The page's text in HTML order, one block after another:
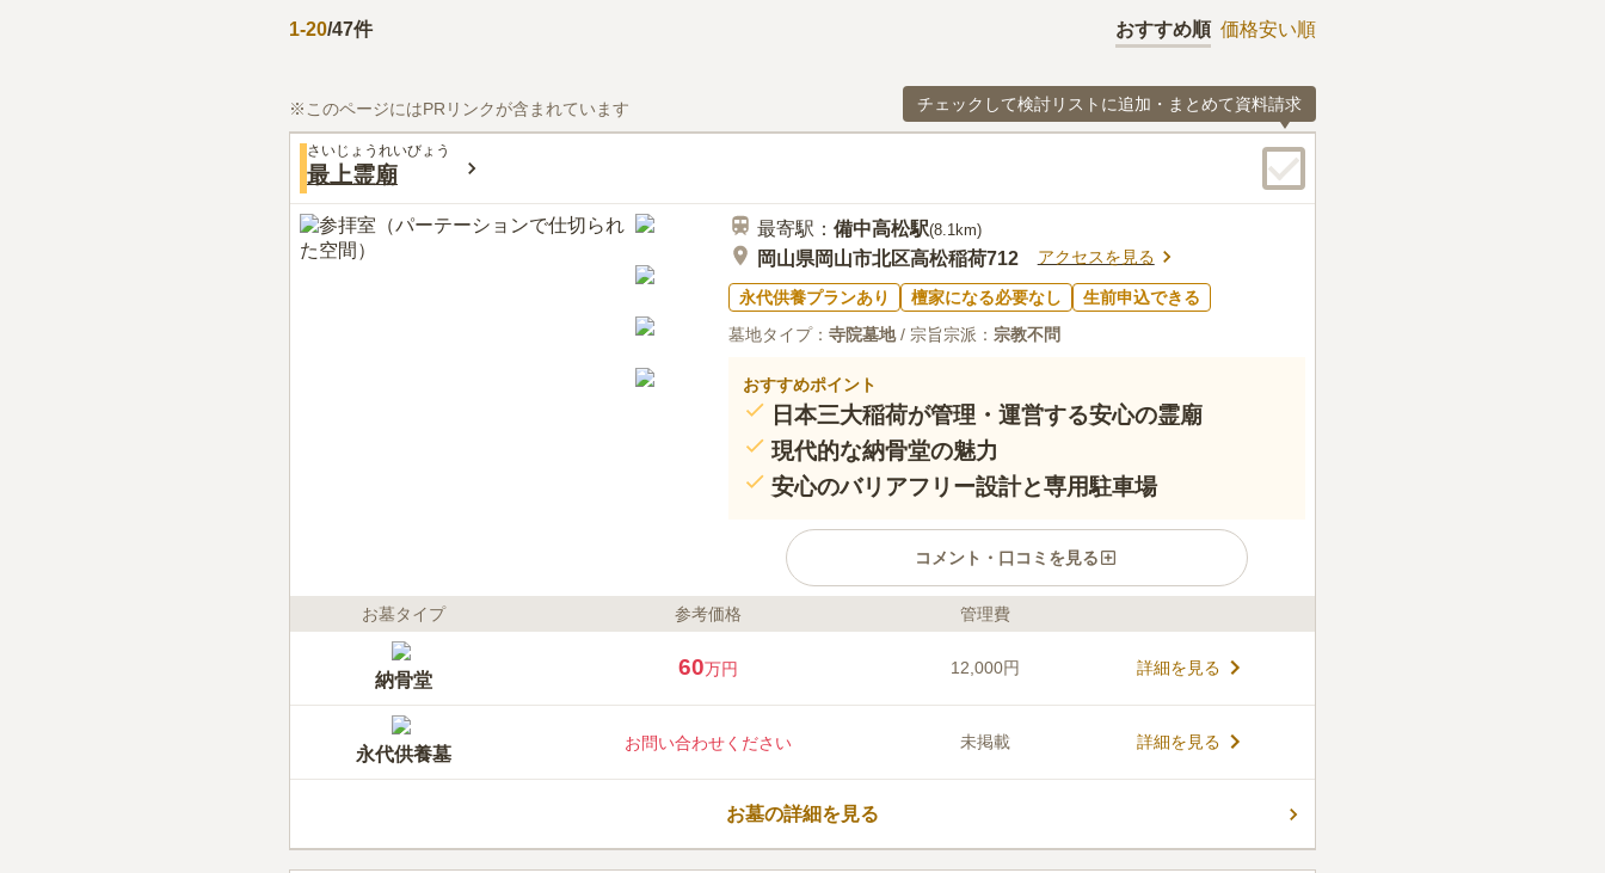
1-20/47件 おすすめ順 価格安い順
※このページにはPRリンクが含まれています チェックして検討リストに追加・まとめて資料請求
さいじょうれいびょう
最上霊廟
最寄駅： 備中高松駅(8.1km)
岡山県岡山市北区高松稲荷712 アクセスを見る
永代供養プランあり 檀家になる必要なし
生前申込できる
墓地タイプ： 寺院墓地/ 宗旨宗派： 宗教不問
おすすめポイント
日本三大稲荷が管理・運営する安心の霊廟
現代的な納骨堂の魅力
安心のバリアフリー設計と専用駐車場
コメント・口コミを見る
ライフドット編集部のコメント
された自動搬送式納骨堂で、伝統と現代の利便性を融合した新
しい供養の形を実現しています。 参拝はカード1枚で駐車場か
心ゆくまでお参りいただけます。僧侶による日々の供養に加
え、契約者専用駐車場やバリアフリー設計を備えており、どな
たでも安心してご利用いただけます。 供養期間終了後には永代
口コミ評価
みんなの評価
人たちでいっぱいだと思います。他は特に何もありません。
お墓タイプ 参考価格 管理費
納骨堂
60万円 12,000円 詳細を見る
永代供養墓
お問い合わせください 未掲載 詳細を見る
お墓の詳細を見る